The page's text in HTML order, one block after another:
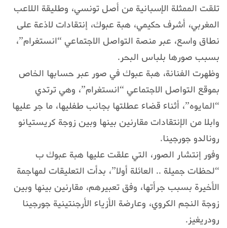
تلقت الممثلة الإسبانية من أصل تونسي، وطليقة اللاعب
المغربي، أشرف حكيمي، هبة عبوك، إنتقادات لاذعة على
نطاق واسع، عبر منصة التواصل الاجتماعي “انستغرام”،
بسبب صورها بلباس البحر.
وظهرت الفنانة، هبة عبوك في صور عبر حسابها الخاص
بموقع التواصل الاجتماعي “انستغرام”، وهي ترتدي
“المايوه”، أثناء قضاء عطلتها بجانب طفليها، ما جر عليها
وابلا من الإنتقادات مقارنين بينها وبين زوجة كريستيانو
رونالدو جورجينا.
وفور إنتشار الصور، التي علقت عليها هبة عبوك ب
“لحظات جميلة .. العائلة أولا”، بدأت التعليقات لمهاجمة
الأخيرة بسبب جرأتها، وفق تعبيرهم، مقارنين بينها وبين
زوجة النجم الكروي، وعارضة الأزياء الأرجنتينية جورجينا
رودريغيز.